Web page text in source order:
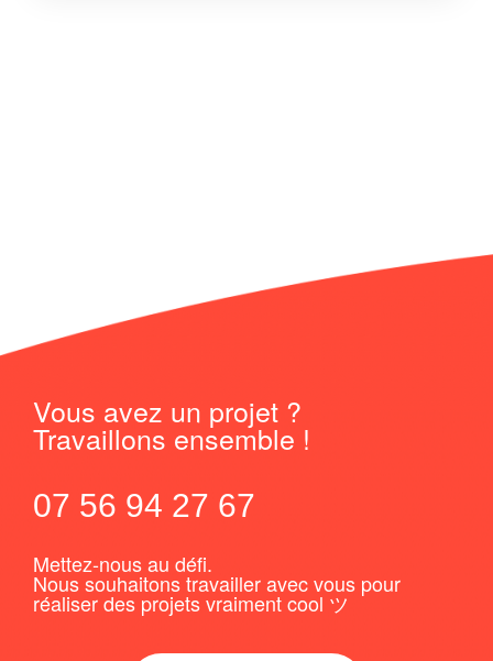
Vous avez un projet ?
Travaillons ensemble !
07 56 94 27 67
Mettez-nous au défi.
Nous souhaitons travailler avec vous pour
réaliser des projets vraiment cool ツ